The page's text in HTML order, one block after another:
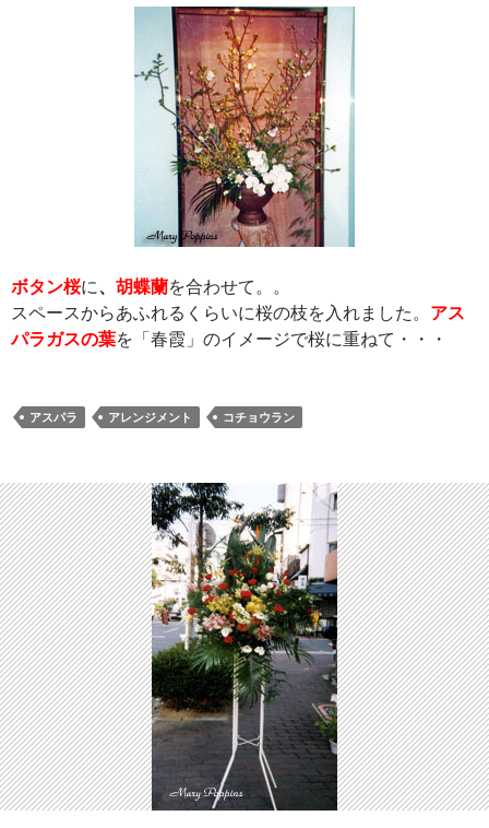
ボタン桜に、 胡蝶蘭を合わせて。。
スペースからあふれるくらいに桜の枝を入れました。 アス
パラガスの葉を「春霞」のイメージで桜に重ねて・・・
アスパラ アレンジメント コチョウラン